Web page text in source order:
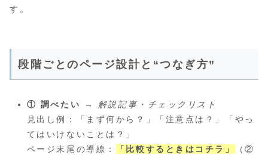
す。
段階ごとのページ設計と“つなぎ方”
① 調べたい → 解説記事・チェックリスト
見出し例：「まず何から？」「注意点は？」「やっ
てはいけないことは？」
ページ末尾の導線：
「比較するときはコチラ」
（②